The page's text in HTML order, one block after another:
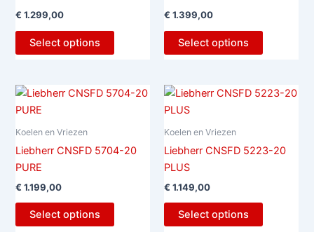
€ 1.299,00
Select options
€ 1.399,00
Select options
Koelen en Vriezen
Liebherr CNSFD 5704-20
PURE
€ 1.199,00
Select options
Koelen en Vriezen
Liebherr CNSFD 5223-20
PLUS
€ 1.149,00
Select options